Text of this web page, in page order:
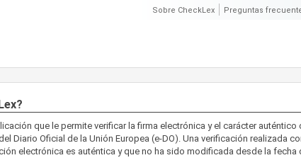
Sobre CheckLex Preguntas
que le permite verificar la firma electrónica y el carácter auténtico
Diario Oficial de la Unión Europea (e-DO). Una verificación realizada
electrónica es auténtica y que no ha sido modificada desde la fecha